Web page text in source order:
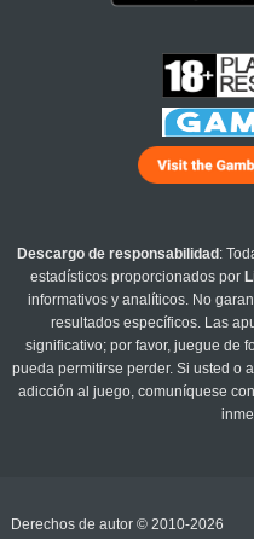
Descargo de responsabilidad :
estadísticos proporcionados por
informativos y analíticos. No
resultados específicos. Las
significativo; por favor, juegue de
pueda permitirse perder. Si usted o
adicción al juego, comuníquese
Derechos de autor © 2010-2026